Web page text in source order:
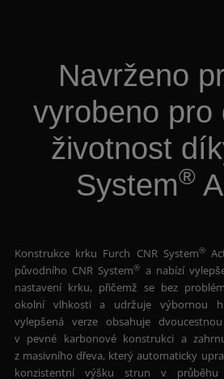
Navrženo
vyrobeno pro
životnost
System®
Konstrukce krku Furch CNR System®
původního CNR System® a nabízí
nastavení krku, přičemž se bez
okolní vlhkosti a udržuje výbornou
vylepšená verze obsahuje
v pevné karbonové konstrukci a
z masivního dřeva, který automaticky
konzistentní výšku strun v průběhu